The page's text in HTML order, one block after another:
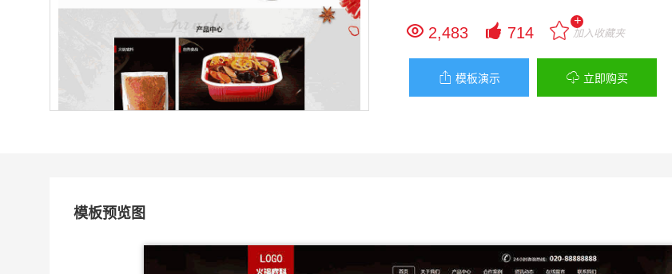
 2,483  714
+
加入收藏夹
 模板演示  立即购买
模板预览图